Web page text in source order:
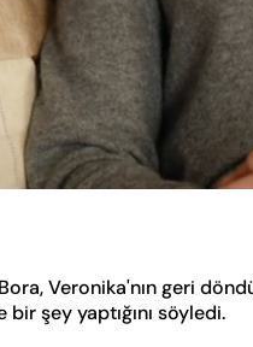
Veronika'nın geri
şey yaptığını söyledi.